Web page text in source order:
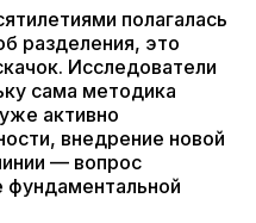
полагалась
разделения, это
Исследователи
сама методика
активно
внедрение новой
— вопрос
фундаментальной